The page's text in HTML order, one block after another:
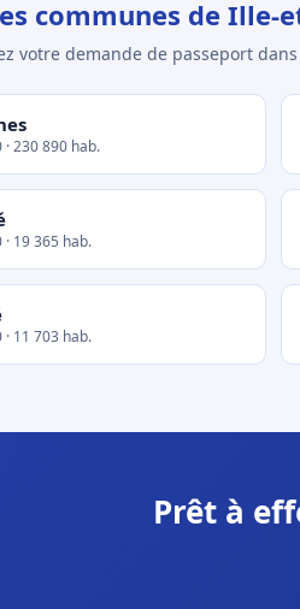
communes de Ille-
votre demande de passeport
· 230 890 hab.
· 19 365 hab.
· 11 703 hab.
Prêt à